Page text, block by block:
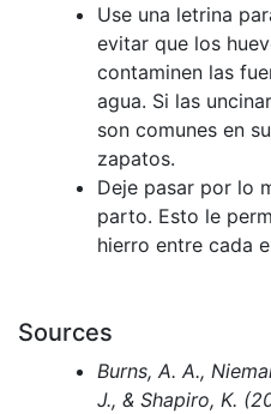
Use una letrina
evitar que los
contaminen las
agua. Si las
son comunes en
zapatos.
Deje pasar por lo
parto. Esto le
hierro entre cada
Sources
Burns, A. A.,
J., & Shapiro, K.